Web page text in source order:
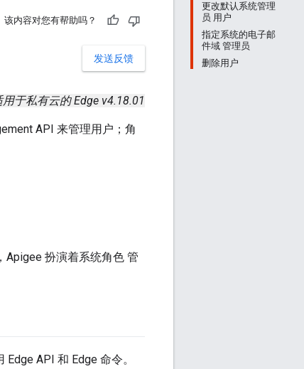
更改默认系统管理
员 用户
指定系统的电子邮
件域 管理员
删除用户
该内容对您有帮助吗？
发送反馈
用于私有云的 Edge v4.18.01
API 来管理用户；角
Apigee 扮演着系统角色 管
API 和 Edge 命令。